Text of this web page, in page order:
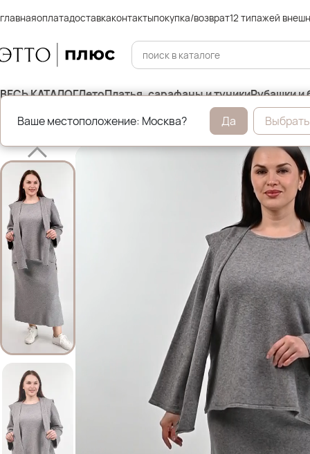
главнаяоплатадоставкаконтактыпокупка/возврат12 типажей
ВЕСЬ КАТАЛОГЛетоПлатья, сарафаны и туникиРубашки и
Главная Костюмы и комплекты
Ваше местоположение: Москва? Да